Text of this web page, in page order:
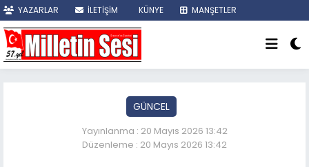
YAZARLAR İLETİŞİM KÜNYE
MANŞETLER
SON DAKİKA
GÜNCEL
Yayınlanma : 20 Mayıs 2026 13:42
Düzenleme : 20 Mayıs 2026 13:42